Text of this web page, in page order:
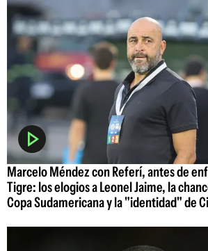
Marcelo Méndez con Referí, antes de
Tigre: los elogios a Leonel Jaime, la
Copa Sudamericana y la "identidad" de